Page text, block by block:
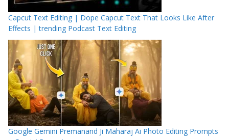
Capcut Text Editing | Dope Capcut Text That Looks Like After
Effects | trending Podcast Text Editing
Google Gemini Premanand Ji Maharaj Ai Photo Editing Prompts